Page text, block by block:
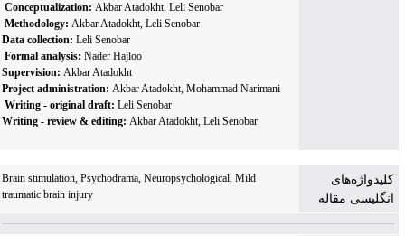
Conceptualization:Akbar Atadokht, Leli Senobar
Methodology:Akbar Atadokht, Leli Senobar
Data collection:Leli Senobar
Formal analysis:Nader Hajloo
Supervision:Akbar Atadokht
Project administration:Akbar Atadokht, Mohammad Narimani
Writing - original draft:Leli Senobar
Writing - review & editing:Akbar Atadokht, Leli Senobar
کلیدواژه‌های
انگلیسی مقاله
Brain stimulation, Psychodrama, Neuropsychological, Mild
traumatic brain injury